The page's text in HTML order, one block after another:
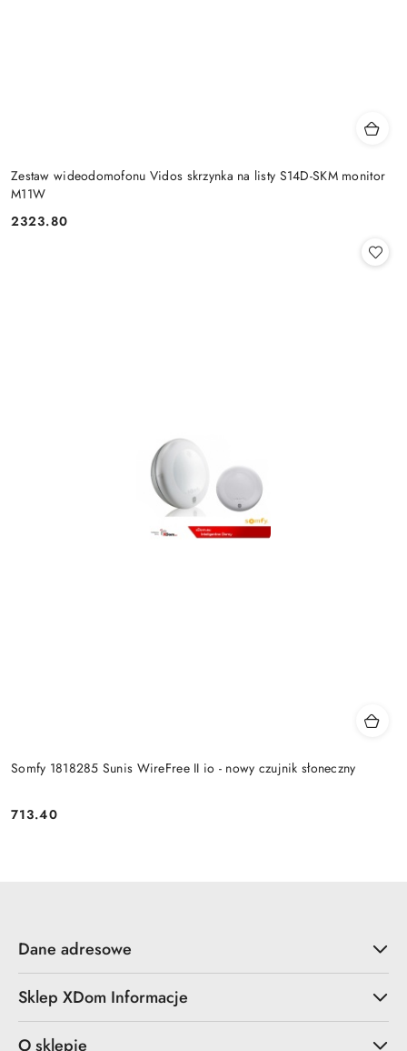
Zestaw wideodomofonu Vidos skrzynka na listy S14D-SKM monitor
M11W
Cena:
2323.80
Somfy 1818285 Sunis WireFree II io - nowy czujnik słoneczny
Cena:
713.40
Dane adresowe
Sklep XDom Informacje
O sklepie